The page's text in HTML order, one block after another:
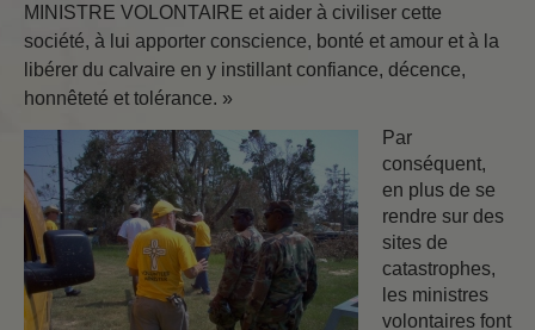
MINISTRE VOLONTAIRE et aider à civiliser cette
société, à lui apporter conscience, bonté et amour et à la
libérer du calvaire en y instillant confiance, décence,
honnêteté et tolérance. »
Par
conséquent,
en plus de se
rendre sur des
sites de
catastrophes,
les ministres
volontaires font